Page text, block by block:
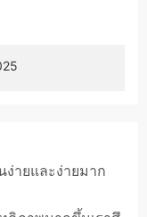
ายและง่ายมาก